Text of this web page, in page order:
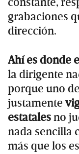
grabaciones
dirección.
Ahí es donde
la dirigente
porque uno
justamente
estatalesno
nada sencilla
más que los